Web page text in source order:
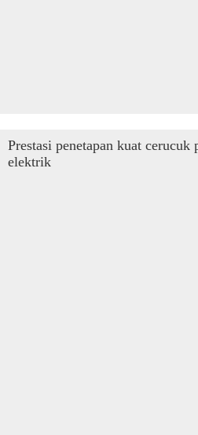
Prestasi penetapan kuat cerucuk
elektrik